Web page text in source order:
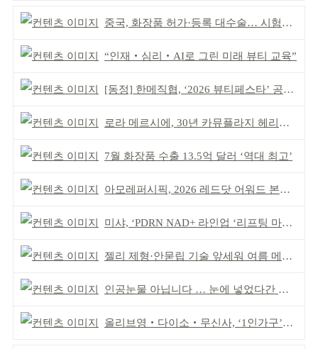
중국, 화장품 허가·등록 대수술… 시험자료 공용 허용
“인재‧심리‧AI로 그린 미래 뷰티 교육”
[동정] 한메직협, ‘2026 뷰티페스타’ 공동 주최
로라 메르시에, 30년 카뮤플라지 헤리티지 담아
7월 화장품 수출 13.5억 달러 ‘역대 최고’
아모레퍼시픽, 2026 레드닷 어워드 본상 2개 수상
미샤, ‘PDRN NAD+ 라인업 ‘리프팅 마스크’ 출시
젤리 제형·안묻립 기술 앞세워 여름 메이크업 시장 공략
인공눈물 아닙니다 … 눈에 넣었다간 각막 손상
올리브영‧다이소‧무신사, ‘1인가구’가 이끈다